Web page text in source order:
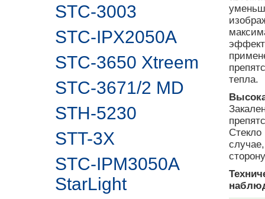
STC-3003
STC-IPX2050A
STC-3650 Xtreem
STC-3671/2 MD
STH-5230
STT-3X
STC-IPM3050A
StarLight
тепла.
Стекло